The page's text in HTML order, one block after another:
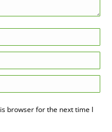
browser for the next time I